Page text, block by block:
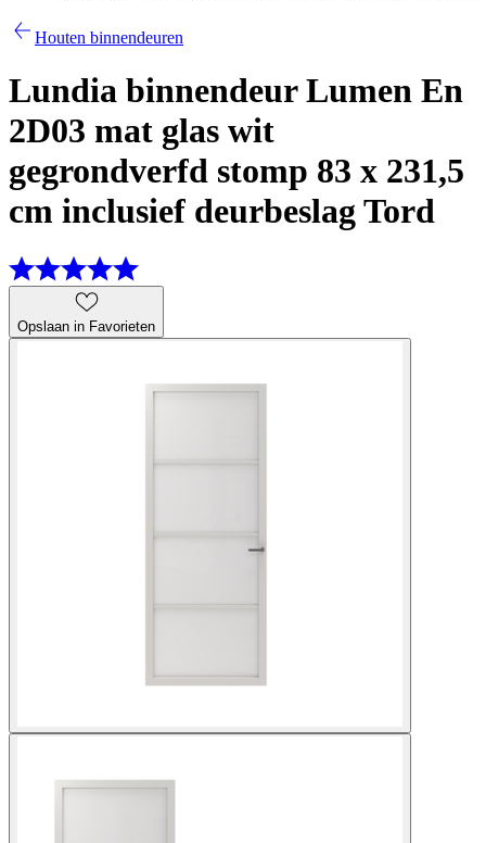
Houten binnendeuren
Lundia binnendeur Lumen En
2D03 mat glas wit
gegrondverfd stomp 83 x 231,5
cm inclusief deurbeslag Tord
Opslaan in Favorieten